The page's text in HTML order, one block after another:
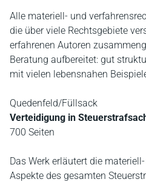
Alle materiell- und
die über viele Rechtsgebiete
erfahrenen Autoren
Beratung aufbereitet: gut
mit vielen lebensnahen
Quedenfeld/Füllsack
Verteidigung in
700 Seiten
Das Werk erläutert die
Aspekte des gesamten